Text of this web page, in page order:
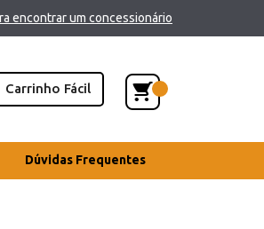
encontrar um concessionário
Carrinho Fácil
Dúvidas Frequentes